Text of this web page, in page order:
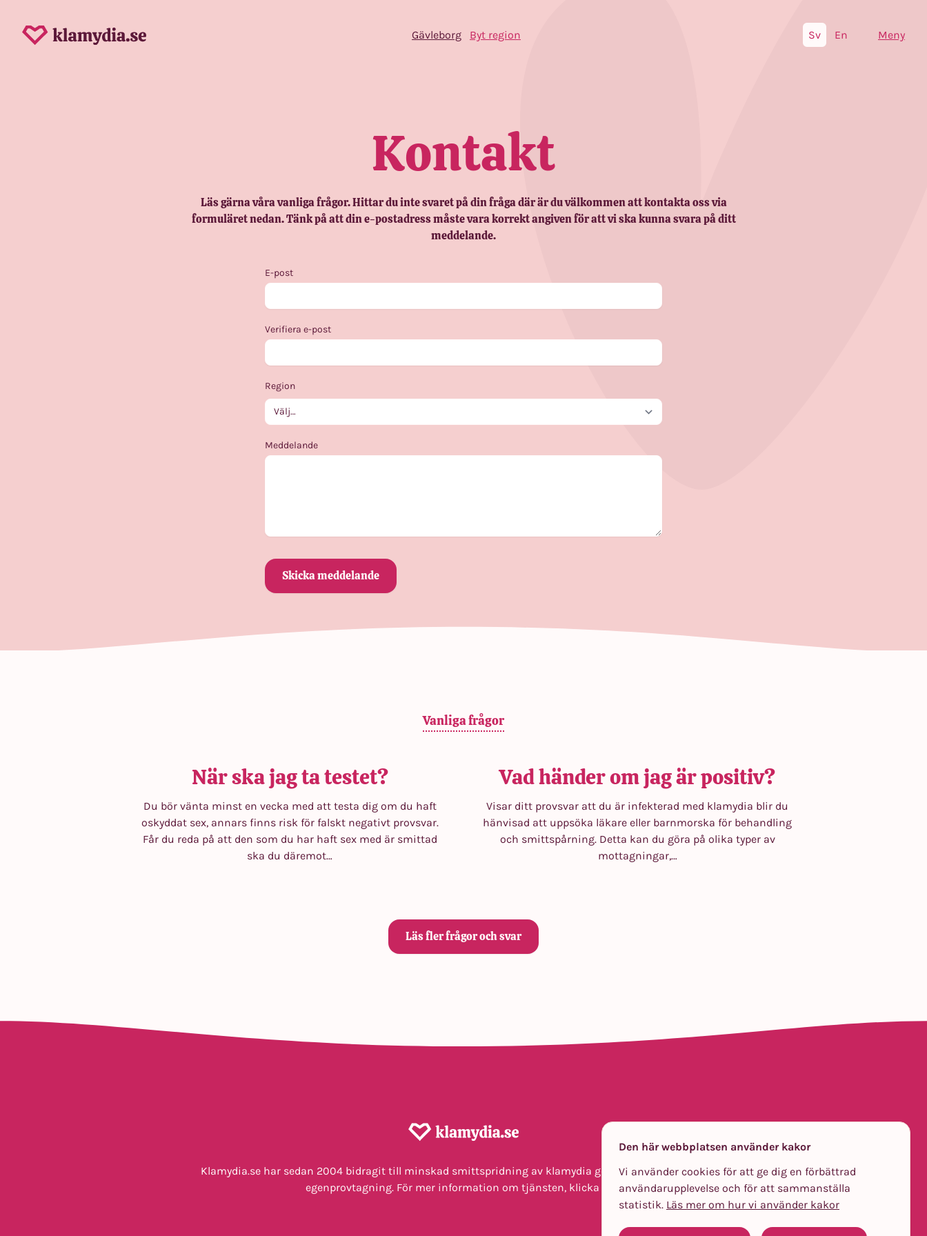
Gävleborg Byt region Sv En Meny
Kontakt
Läs gärna våra vanliga frågor. Hittar du inte svaret på din fråga där är du välkommen att kontakta oss via
formuläret nedan. Tänk på att din e-postadress måste vara korrekt angiven för att vi ska kunna svara på ditt
meddelande.
E-post
Verifiera e-post
Region
Meddelande
Skicka meddelande
Vanliga frågor
När ska jag ta testet?
Du bör vänta minst en vecka med att testa dig om du haft
oskyddat sex, annars finns risk för falskt negativt provsvar.
Får du reda på att den som du har haft sex med är smittad
ska du däremot…
Vad händer om jag är positiv?
Visar ditt provsvar att du är infekterad med klamydia blir du
hänvisad att uppsöka läkare eller barnmorska för behandling
och smittspårning. Detta kan du göra på olika typer av
mottagningar,…
Läs fler frågor och svar
Klamydia.se har sedan 2004 bidragit till minskad smittspridning av klamydia genom att erbjuda smidig
egenprovtagning. För mer information om tjänsten, klicka
här.
Den här webbplatsen använder kakor
Vi använder cookies för att ge dig en förbättrad
användarupplevelse och för att sammanställa
statistik. Läs mer om hur vi använder kakor